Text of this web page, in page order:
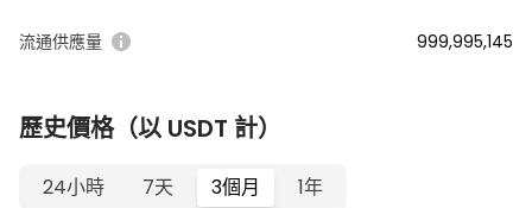
流通供應量 999,995,145
歷史價格（以 USDT 計）
24小時 7天 3個月 1年